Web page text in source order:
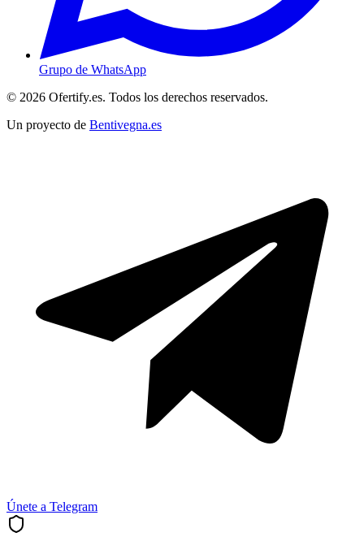
Grupo de WhatsApp
© 2026 Ofertify.es. Todos los derechos reservados.
Un proyecto de Bentivegna.es
Únete a Telegram